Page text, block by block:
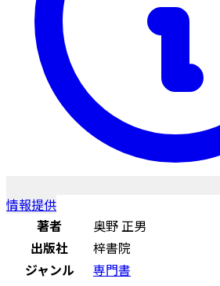
情報提供
著者
奥野 正男
出版社
梓書院
ジャンル
専門書